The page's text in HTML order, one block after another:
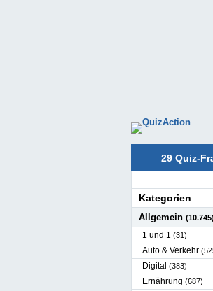
29 Quiz-
Kategorien
Allgemein (10.745)
1 und 1 (31)
Auto & Verkehr
Digital (383)
Ernährung (687)